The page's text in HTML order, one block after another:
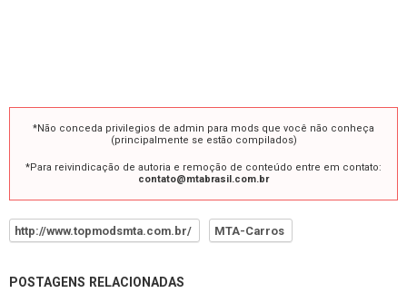
*Não conceda privilegios de admin para mods que você não conheça
(principalmente se estão compilados)
*Para reivindicação de autoria e remoção de conteúdo entre em contato:
contato@mtabrasil.com.br
http://www.topmodsmta.com.br/ MTA-Carros
POSTAGENS RELACIONADAS